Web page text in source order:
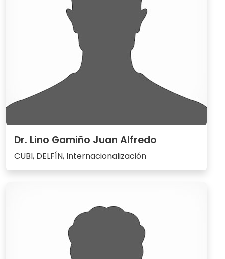
Dr. Lino Gamiño Juan Alfredo
CUBI, DELFÍN, Internacionalización